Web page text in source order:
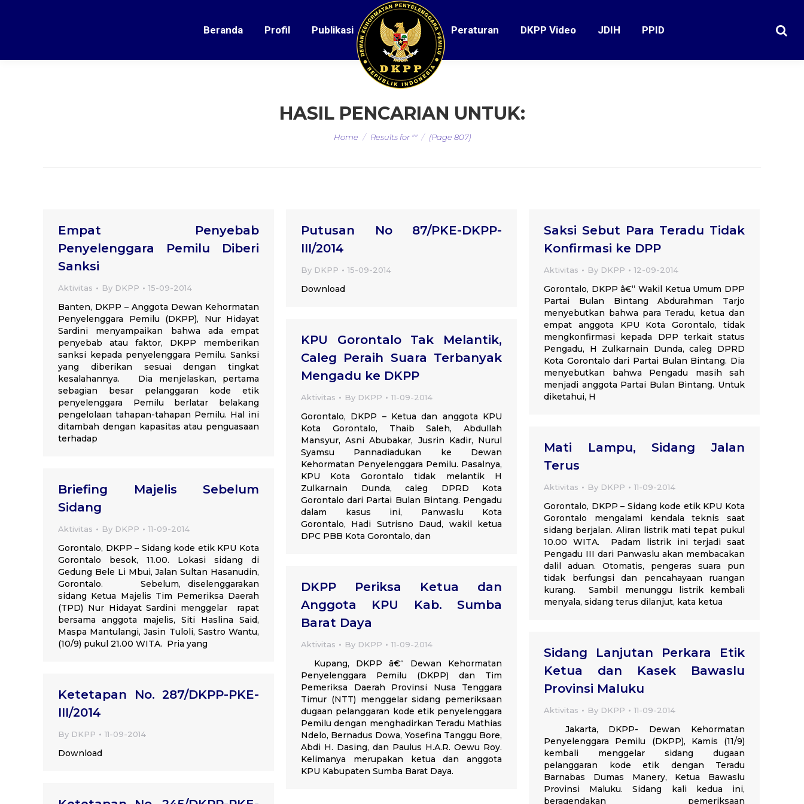
Beranda Profil Publikasi Peraturan DKPP Video JDIH PPID
HASIL PENCARIAN UNTUK:
You are here:
Home Results for "" (Page 807)
Empat Penyebab
Penyelenggara Pemilu Diberi
Sanksi
Aktivitas By DKPP 15-09-2014
Banten, DKPP – Anggota Dewan Kehormatan
Penyelenggara Pemilu (DKPP), Nur Hidayat
Sardini menyampaikan bahwa ada empat
penyebab atau faktor, DKPP memberikan
sanksi kepada penyelenggara Pemilu. Sanksi
yang diberikan sesuai dengan tingkat
kesalahannya. Dia menjelaskan, pertama
sebagian besar pelanggaran kode etik
penyelenggara Pemilu berlatar belakang
pengelolaan tahapan-tahapan Pemilu. Hal ini
ditambah dengan kapasitas atau penguasaan
terhadap
Putusan No 87/PKE-DKPP-
III/2014
By DKPP 15-09-2014
Download
Saksi Sebut Para Teradu Tidak
Konfirmasi ke DPP
Aktivitas By DKPP 12-09-2014
Gorontalo, DKPP â€“ Wakil Ketua Umum DPP
Partai Bulan Bintang Abdurahman Tarjo
menyebutkan bahwa para Teradu, ketua dan
empat anggota KPU Kota Gorontalo, tidak
mengkonfirmasi kepada DPP terkait status
Pengadu, H Zulkarnain Dunda, caleg DPRD
Kota Gorontalo dari Partai Bulan Bintang. Dia
menyebutkan bahwa Pengadu masih sah
menjadi anggota Partai Bulan Bintang. Untuk
diketahui, H
KPU Gorontalo Tak Melantik,
Caleg Peraih Suara Terbanyak
Mengadu ke DKPP
Aktivitas By DKPP 11-09-2014
Gorontalo, DKPP – Ketua dan anggota KPU
Kota Gorontalo, Thaib Saleh, Abdullah
Mansyur, Asni Abubakar, Jusrin Kadir, Nurul
Syamsu Pannadiadukan ke Dewan
Kehormatan Penyelenggara Pemilu. Pasalnya,
KPU Kota Gorontalo tidak melantik H
Zulkarnain Dunda, caleg DPRD Kota
Gorontalo dari Partai Bulan Bintang. Pengadu
dalam kasus ini, Panwaslu Kota
Gorontalo, Hadi Sutrisno Daud, wakil ketua
DPC PBB Kota Gorontalo, dan
Mati Lampu, Sidang Jalan
Terus
Aktivitas By DKPP 11-09-2014
Gorontalo, DKPP – Sidang kode etik KPU Kota
Gorontalo mengalami kendala teknis saat
sidang berjalan. Aliran listrik mati tepat pukul
10.00 WITA. Padam listrik ini terjadi saat
Pengadu III dari Panwaslu akan membacakan
dalil aduan. Otomatis, pengeras suara pun
tidak berfungsi dan pencahayaan ruangan
kurang. Sambil menunggu listrik kembali
menyala, sidang terus dilanjut, kata ketua
Briefing Majelis Sebelum
Sidang
Aktivitas By DKPP 11-09-2014
Gorontalo, DKPP – Sidang kode etik KPU Kota
Gorontalo besok, 11.00. Lokasi sidang di
Gedung Bele Li Mbui, Jalan Sultan Hasanudin,
Gorontalo. Sebelum, diselenggarakan
sidang Ketua Majelis Tim Pemeriksa Daerah
(TPD) Nur Hidayat Sardini menggelar rapat
bersama anggota majelis, Siti Haslina Said,
Maspa Mantulangi, Jasin Tuloli, Sastro Wantu,
(10/9) pukul 21.00 WITA. Pria yang
DKPP Periksa Ketua dan
Anggota KPU Kab. Sumba
Barat Daya
Aktivitas By DKPP 11-09-2014
Kupang, DKPP â€“ Dewan Kehormatan
Penyelenggara Pemilu (DKPP) dan Tim
Pemeriksa Daerah Provinsi Nusa Tenggara
Timur (NTT) menggelar sidang pemeriksaan
dugaan pelanggaran kode etik penyelenggara
Pemilu dengan menghadirkan Teradu Mathias
Ndelo, Bernadus Dowa, Yosefina Tanggu Bore,
Abdi H. Dasing, dan Paulus H.A.R. Oewu Roy.
Kelimanya merupakan ketua dan anggota
KPU Kabupaten Sumba Barat Daya.
Sidang Lanjutan Perkara Etik
Ketua dan Kasek Bawaslu
Provinsi Maluku
Aktivitas By DKPP 11-09-2014
Jakarta, DKPP- Dewan Kehormatan
Penyelenggara Pemilu (DKPP), Kamis (11/9)
kembali menggelar sidang dugaan
pelanggaran kode etik dengan Teradu
Barnabas Dumas Manery, Ketua Bawaslu
Provinsi Maluku. Sidang kali kedua ini,
beragendakan pemeriksaan
Ketetapan No. 287/DKPP-PKE-
III/2014
By DKPP 11-09-2014
Download